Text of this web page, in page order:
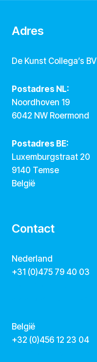
Adres
De Kunst Collega’s BV
Postadres NL:
Noordhoven 19
6042 NW Roermond
Postadres BE:
Luxemburgstraat 20
9140 Temse
België
Contact
Nederland
+31 (0)475 79 40 03
België
‭+32 (0)456 12 23 04‬